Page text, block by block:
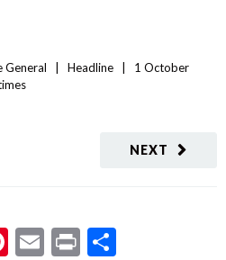
General Headline
1 October
NEXT
Pinterest
Email
Print